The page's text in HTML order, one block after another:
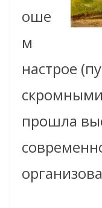
оше
м
настрое
прошла